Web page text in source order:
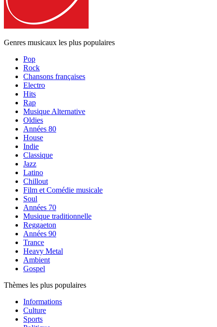
Genres musicaux les plus populaires
Pop
Rock
Chansons françaises
Electro
Hits
Rap
Musique Alternative
Oldies
Années 80
House
Indie
Classique
Jazz
Latino
Chillout
Film et Comédie musicale
Soul
Années 70
Musique traditionnelle
Reggaeton
Années 90
Trance
Heavy Metal
Ambient
Gospel
Thèmes les plus populaires
Informations
Culture
Sports